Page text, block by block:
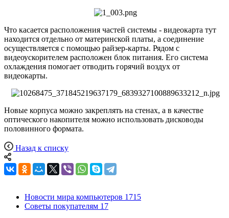
Что касается расположения частей системы - видеокарта тут
находится отдельно от материнской платы, а соединение
осуществляется с помощью райзер-карты. Рядом с
видеоускорителем расположен блок питания. Его система
охлаждения помогает отводить горячий воздух от
видеокарты.
Новые корпуса можно закреплять на стенах, а в качестве
оптического накопителя можно использовать дисководы
половинного формата.
Назад к списку
Новости мира компьютеров 1715
Советы покупателям 17